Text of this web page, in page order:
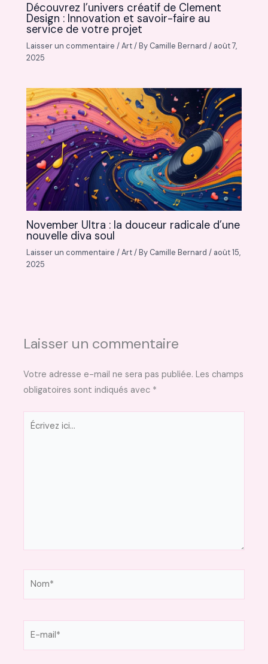
Découvrez l’univers créatif de Clement
Design : Innovation et savoir-faire au
service de votre projet
Laisser un commentaire /Art/ By Camille Bernard/ août 7,
2025
November Ultra : la douceur radicale d’une
nouvelle diva soul
Laisser un commentaire /Art/ By Camille Bernard/ août 15,
2025
Laisser un commentaire
Votre adresse e-mail ne sera pas publiée. Les champs
obligatoires sont indiqués avec *
Écrivez